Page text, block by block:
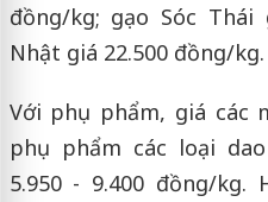
đồng/kg; gạo Sóc Thái
Nhật giá 22.500 đồng/kg.
Với phụ phẩm, giá các
phụ phẩm các loại
5.950 - 9.400 đồng/